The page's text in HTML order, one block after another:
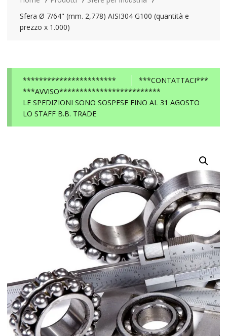
Sfera Ø 7/64" (mm. 2,778) AISI304 G100 (quantità e
prezzo x 1.000)
***CONTATTACI***
***********************
***AVVISO*************************
LE SPEDIZIONI SONO SOSPESE FINO AL 31 AGOSTO
LO STAFF B.B. TRADE